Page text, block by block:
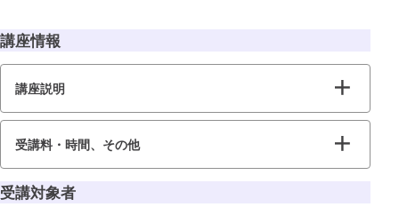
講座情報
講座説明
受講料・時間、その他
受講対象者